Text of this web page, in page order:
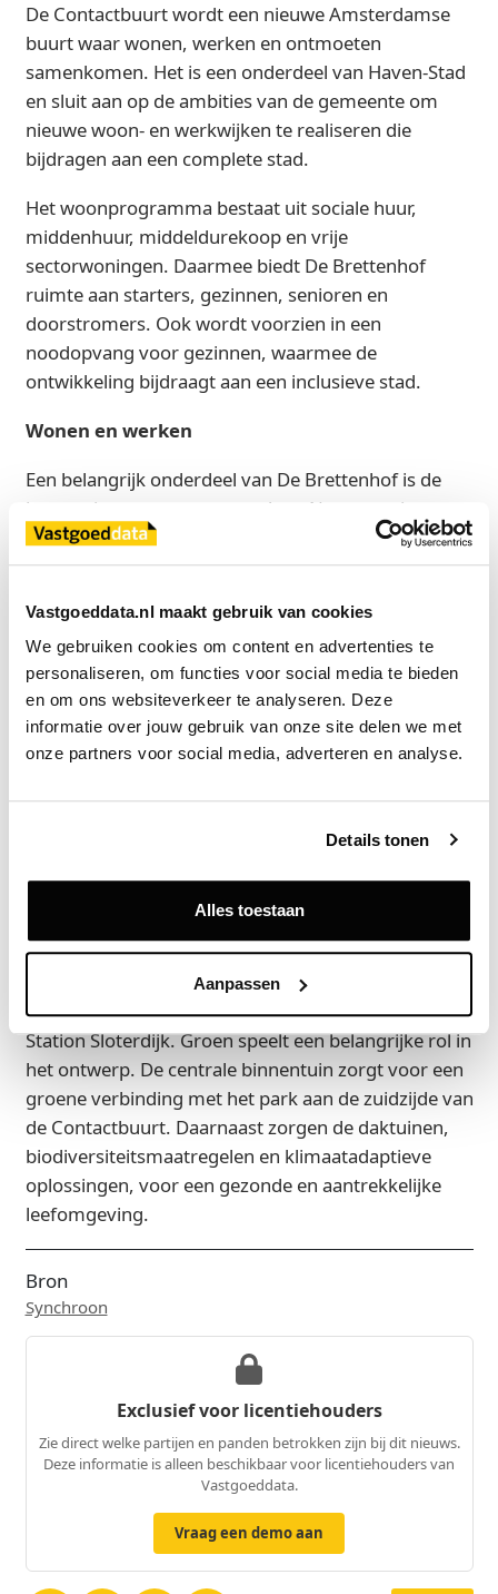
Vastgoeddata.nl maakt gebruik van cookies
We gebruiken cookies om content en advertenties te
personaliseren, om functies voor social media te bieden
en om ons websiteverkeer te analyseren. Deze
informatie over jouw gebruik van onze site delen we met
onze partners voor social media, adverteren en analyse.
Details tonen
Alles toestaan
Aanpassen
De Contactbuurt wordt een nieuwe Amsterdamse
buurt waar wonen, werken en ontmoeten
samenkomen. Het is een onderdeel van Haven-Stad
en sluit aan op de ambities van de gemeente om
nieuwe woon- en werkwijken te realiseren die
bijdragen aan een complete stad.
Het woonprogramma bestaat uit sociale huur,
middenhuur, middeldurekoop en vrije
sectorwoningen. Daarmee biedt De Brettenhof
ruimte aan starters, gezinnen, senioren en
doorstromers. Ook wordt voorzien in een
noodopvang voor gezinnen, waarmee de
ontwikkeling bijdraagt aan een inclusieve stad.
Wonen en werken
Een belangrijk onderdeel van De Brettenhof is de
integratie van wonen en werken. Naast woningen
biedt het plan ruimte aan bedrijfsfuncties,
kantoorstudio's, horeca en andere voorzieningen.
stadsverzorgende bedrijvigheid, makers en
ondernemers, terwijl de leefkwaliteit voor bewoners
behouden blijft.
Toekomstbestendig en groen
toekomstbestendige project. Het plan is gasloos en
zet in op CO₂-reductie, circulair materiaalgebruik,
en fietsers. Parkeren wordt inpandig opgelost. De
Brettenhof ligt op een bijzondere locatie aan de
Brettenscheg, de groene verbinding tussen
Amsterdam en Haarlem, en op korte afstand van
Station Sloterdijk. Groen speelt een belangrijke rol in
het ontwerp. De centrale binnentuin zorgt voor een
groene verbinding met het park aan de zuidzijde van
de Contactbuurt. Daarnaast zorgen de daktuinen,
biodiversiteitsmaatregelen en klimaatadaptieve
oplossingen, voor een gezonde en aantrekkelijke
leefomgeving.
Bron
Synchroon
Exclusief voor licentiehouders
Zie direct welke partijen en panden betrokken zijn bij dit nieuws.
Deze informatie is alleen beschikbaar voor licentiehouders van
Vastgoeddata.
Vraag een demo aan